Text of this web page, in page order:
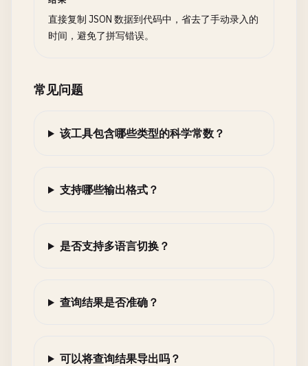
直接复制 JSON 数据到代码中，省去了手动录入的
时间，避免了拼写错误。
常见问题
该工具包含哪些类型的科学常数？
支持哪些输出格式？
是否支持多语言切换？
查询结果是否准确？
可以将查询结果导出吗？